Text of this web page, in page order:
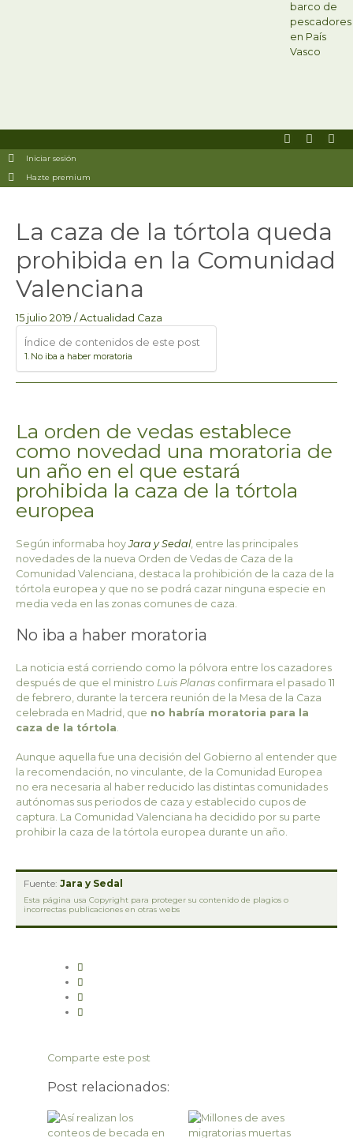
barco de
pescadores
en País
Vasco
F
a
b
-
s
q
u
I
n
a
a
m
U
s
s
Iniciar sesión
Hazte premium
La caza de la tórtola queda
prohibida en la Comunidad
Valenciana
15 julio 2019 / Actualidad Caza
Índice de contenidos de este post
No iba a haber moratoria
La orden de vedas establece
como novedad una moratoria de
un año en el que estará
prohibida la caza de la tórtola
europea
Según informaba hoyJara y Sedal, entre las principales
novedades de la nueva Orden de Vedas de Caza de la
Comunidad Valenciana, destaca la prohibición de la caza de la
tórtola europea y que no se podrá cazar ninguna especie en
media veda en las zonas comunes de caza.
No iba a haber moratoria
La noticia está corriendo como la pólvora entre los cazadores
después de que el ministro Luis Planas confirmara el pasado 11
de febrero, durante la tercera reunión de la Mesa de la Caza
celebrada en Madrid, que no habría moratoria para la
caza de la tórtola
Aunque aquella fue una decisión del Gobierno al entender que
la recomendación, no vinculante, de la Comunidad Europea
no era necesaria al haber reducido las distintas comunidades
autónomas sus periodos de caza y establecido cupos de
captura. La Comunidad Valenciana ha decidido por su parte
prohibir la caza de la tórtola europea durante un año.
Fuente: Jara y Sedal
Esta página usa Copyright para proteger su contenido de plagios o
incorrectas publicaciones en otras webs
Comparte este post
Post relacionados:
de
entradas